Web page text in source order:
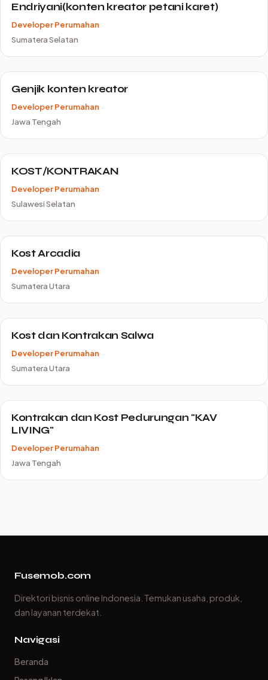
Endriyani(konten kreator petani karet)
Developer Perumahan
Sumatera Selatan
Genjik konten kreator
Developer Perumahan
Jawa Tengah
KOST/KONTRAKAN
Developer Perumahan
Sulawesi Selatan
Kost Arcadia
Developer Perumahan
Sumatera Utara
Kost dan Kontrakan Salwa
Developer Perumahan
Sumatera Utara
Kontrakan dan Kost Pedurungan "KAV
LIVING"
Developer Perumahan
Jawa Tengah
Fusemob.com
Direktori bisnis online Indonesia. Temukan usaha, produk,
dan layanan terdekat.
Navigasi
Beranda